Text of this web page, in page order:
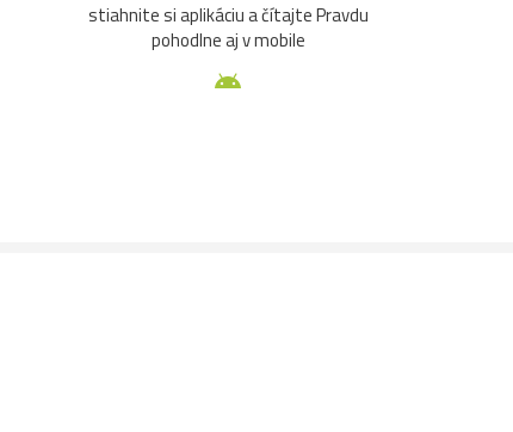
stiahnite si aplikáciu a čítajte Pravdu
pohodlne aj v mobile